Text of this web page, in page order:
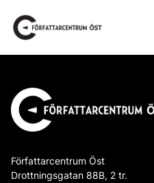
Författarcentrum Öst
Drottningsgatan 88B, 2 tr.